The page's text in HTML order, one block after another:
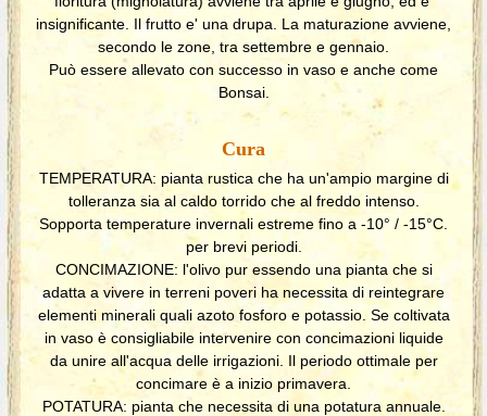
insignificante. Il frutto e' una drupa. La maturazione avviene,
secondo le zone, tra settembre e gennaio.
Può essere allevato con successo in vaso e anche come
Bonsai.
Cura
TEMPERATURA: pianta rustica che ha un'ampio margine di
tolleranza sia al caldo torrido che al freddo intenso.
Sopporta temperature invernali estreme fino a -10° / -15°C.
per brevi periodi.
CONCIMAZIONE: l'olivo pur essendo una pianta che si
adatta a vivere in terreni poveri ha necessita di reintegrare
elementi minerali quali azoto fosforo e potassio. Se coltivata
in vaso è consigliabile intervenire con concimazioni liquide
da unire all'acqua delle irrigazioni. Il periodo ottimale per
concimare è a inizio primavera.
POTATURA: pianta che necessita di una potatura annuale.